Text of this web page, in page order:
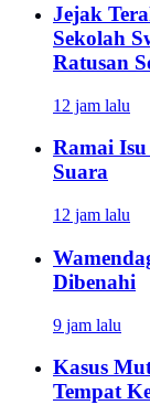
Jejak
Sekolah
Ratusan
12 jam lalu
Ramai
Suara
12 jam lalu
Dibenahi
9 jam lalu
Kasus
Tempat